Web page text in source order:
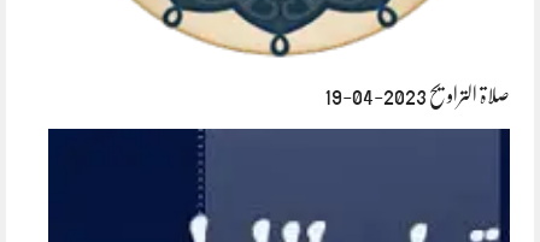
صلاۃ التراویح 2023-04-19